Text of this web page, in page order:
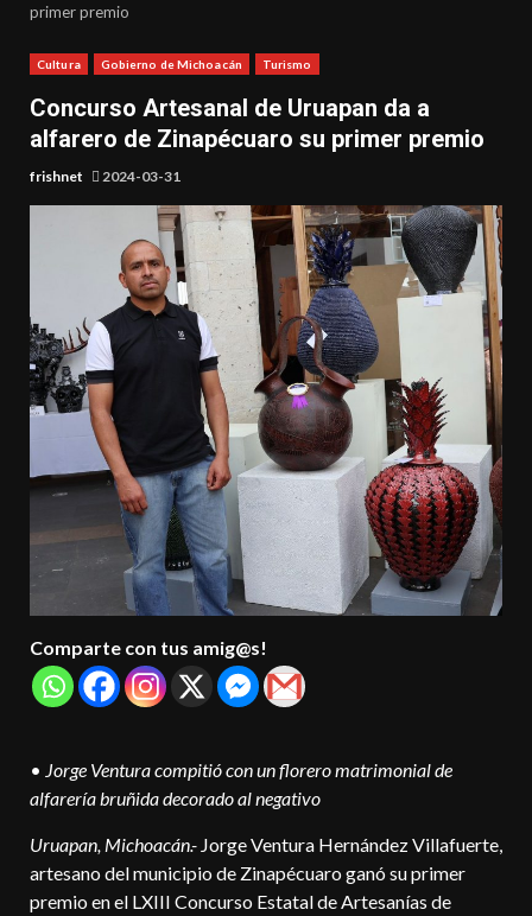
primer premio
Cultura Gobierno de Michoacán Turismo
Concurso Artesanal de Uruapan da a
alfarero de Zinapécuaro su primer premio
frishnet 2024-03-31
Comparte con tus amig@s!
• Jorge Ventura compitió con un florero matrimonial de
alfarería bruñida decorado al negativo
Uruapan, Michoacán.- Jorge Ventura Hernández Villafuerte,
artesano del municipio de Zinapécuaro ganó su primer
premio en el LXIII Concurso Estatal de Artesanías de